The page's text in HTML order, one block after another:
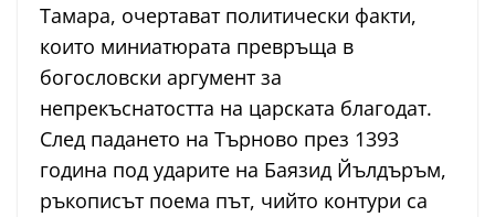
Тамара, очертават политически факти,
които миниатюрата превръща в
богословски аргумент за
непрекъснатостта на царската благодат.
След падането на Търново през 1393
година под ударите на Баязид Йълдъръм,
ръкописът поема път, чийто контури са